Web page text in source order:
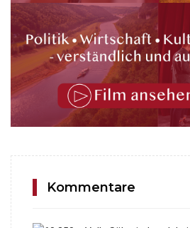
Kommentare